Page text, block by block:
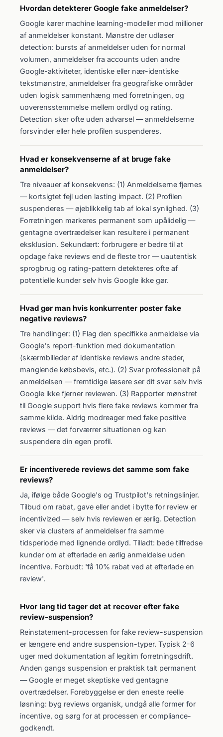
Hvordan detekterer Google fake anmeldelser?
Google kører machine learning-modeller mod millioner
af anmeldelser konstant. Mønstre der udløser
detection: bursts af anmeldelser uden for normal
volumen, anmeldelser fra accounts uden andre
Google-aktiviteter, identiske eller nær-identiske
tekstmønstre, anmeldelser fra geografiske områder
uden logisk sammenhæng med forretningen, og
uoverensstemmelse mellem ordlyd og rating.
Detection sker ofte uden advarsel — anmeldelserne
forsvinder eller hele profilen suspenderes.
Hvad er konsekvenserne af at bruge fake
anmeldelser?
Tre niveauer af konsekvens: (1) Anmeldelserne fjernes
— kortsigtet fejl uden lasting impact. (2) Profilen
suspenderes — øjeblikkelig tab af lokal synlighed. (3)
Forretningen markeres permanent som upålidelig —
gentagne overtrædelser kan resultere i permanent
eksklusion. Sekundært: forbrugere er bedre til at
opdage fake reviews end de fleste tror — uautentisk
sprogbrug og rating-pattern detekteres ofte af
potentielle kunder selv hvis Google ikke gør.
Hvad gør man hvis konkurrenter poster fake
negative reviews?
Tre handlinger: (1) Flag den specifikke anmeldelse via
Google's report-funktion med dokumentation
(skærmbilleder af identiske reviews andre steder,
manglende købsbevis, etc.). (2) Svar professionelt på
anmeldelsen — fremtidige læsere ser dit svar selv hvis
Google ikke fjerner reviewen. (3) Rapporter mønstret
til Google support hvis flere fake reviews kommer fra
samme kilde. Aldrig modreager med fake positive
reviews — det forværrer situationen og kan
suspendere din egen profil.
Er incentiverede reviews det samme som fake
reviews?
Ja, ifølge både Google's og Trustpilot's retningslinjer.
Tilbud om rabat, gave eller andet i bytte for review er
incentivized — selv hvis reviewen er ærlig. Detection
sker via clusters af anmeldelser fra samme
tidsperiode med lignende ordlyd. Tilladt: bede tilfredse
kunder om at efterlade en ærlig anmeldelse uden
incentive. Forbudt: 'få 10% rabat ved at efterlade en
review'.
Hvor lang tid tager det at recover efter fake
review-suspension?
Reinstatement-processen for fake review-suspension
er længere end andre suspension-typer. Typisk 2-6
uger med dokumentation af legitim forretningsdrift.
Anden gangs suspension er praktisk talt permanent
— Google er meget skeptiske ved gentagne
overtrædelser. Forebyggelse er den eneste reelle
løsning: byg reviews organisk, undgå alle former for
incentive, og sørg for at processen er compliance-
godkendt.